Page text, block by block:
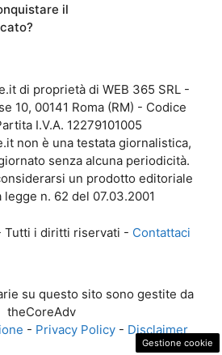
il
di proprietà di WEB 365 SRL -
10, 00141 Roma (RM) - Codice
I.V.A. 12279101005
non è una testata giornalistica,
senza alcuna periodicità.
un prodotto editoriale
n. 62 del 07.03.2001
i diritti riservati - Contattaci
su questo sito sono gestite da
theCoreAdv
- Privacy Policy - Disclaimer
Gestione cookie